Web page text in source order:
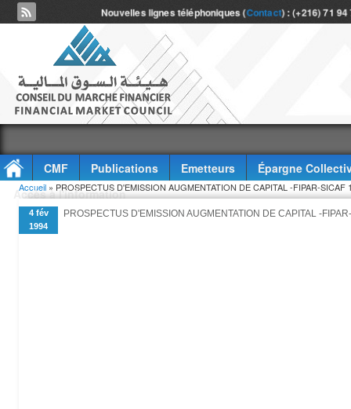
Nouvelles lignes téléphoniques (Contact) : (+216) 71
CMF Publications Emetteurs
Épargne
Accès à l'information
Vous êtes ici
Accueil » PROSPECTUS D'EMISSION AUGMENTATION DE CAPITAL -FIPAR-SICAF
4 fév
1994
PROSPECTUS D'EMISSION AUGMENTATION DE CAPITAL -